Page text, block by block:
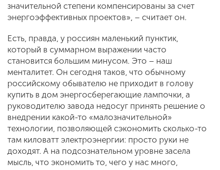
значительной степени компенсированы за счет
энергоэффективных проектов», – считает он.
Есть, правда, у россиян маленький пунктик,
который в суммарном выражении часто
становится большим минусом. Это – наш
менталитет. Он сегодня таков, что обычному
российскому обывателю не приходит в голову
купить в дом энергосберегающие лампочки, а
руководителю завода недосуг принять решение о
внедрении какой-то «малозначительной»
технологии, позволяющей сэкономить сколько-то
там киловатт электроэнергии: просто руки не
доходят. А на подсознательном уровне засела
мысль, что экономить то, чего у нас много,